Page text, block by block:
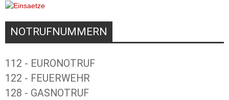
NOTRUFNUMMERN
112 - EURONOTRUF
122 - FEUERWEHR
128 - GASNOTRUF